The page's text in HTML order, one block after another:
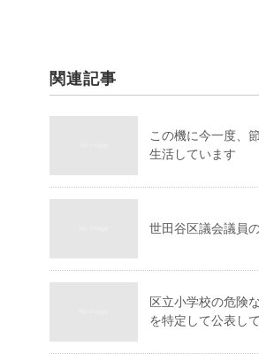
関連記事
この機に今一度、
生活しています
世田谷区議会議員
区立小学校の危険
を特定して公表し